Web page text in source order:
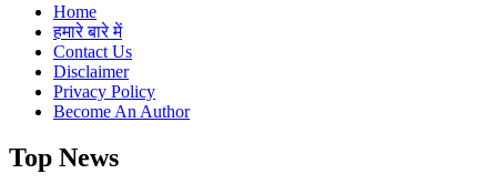
Home
हमारे बारे में
Contact Us
Disclaimer
Privacy Policy
Become An Author
Top News